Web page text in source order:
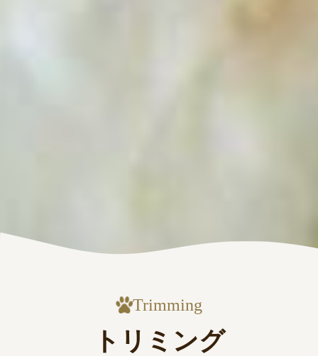
Trimming
トリミング